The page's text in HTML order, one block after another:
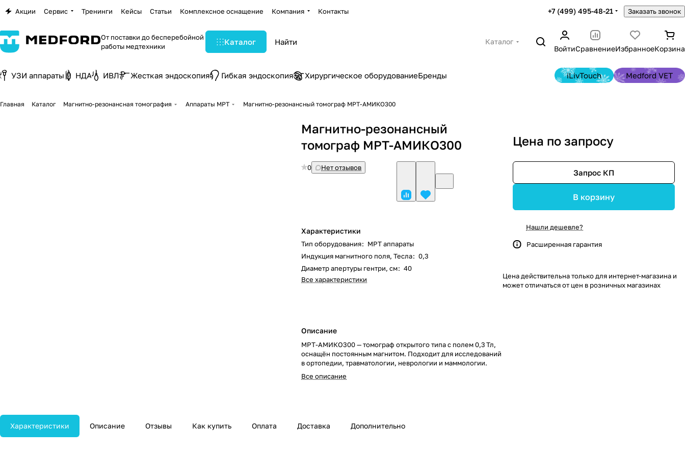
Акции Сервис Тренинги Кейсы Статьи Комплексное оснащение Компания Контакты +7 (499) 495-48-21 Заказать звонок
От поставки до бесперебойной
работы медтехники
Каталог
Каталог
ВойтиСравнениеИзбранноеКорзина
УЗИ аппараты НДА ИВЛ Жесткая эндоскопия Гибкая эндоскопия Хирургическое оборудованиеБренды iLivTouch Medford VET
Главная Каталог Магнитно-резонансная томография Аппараты МРТ Магнитно-резонансный томограф МРТ-АМИКО300
Магнитно-резонансный
томограф МРТ-АМИКО300
0 Нет отзывов
Характеристики
Тип оборудования: МРТ аппараты
Индукция магнитного поля, Тесла: 0,3
Диаметр апертуры гентри, см: 40
Все характеристики
Описание
МРТ-АМИКО300 — томограф открытого типа с полем 0,3 Тл,
оснащён постоянным магнитом. Подходит для исследований
в ортопедии, травматологии, неврологии и маммологии.
Все описание
Цена по запросу
Запрос КП
В корзину
Нашли дешевле?
Расширенная гарантия
Цена действительна только для интернет-магазина и
может отличаться от цен в розничных магазинах
Характеристики Описание Отзывы Как купить Оплата Доставка Дополнительно